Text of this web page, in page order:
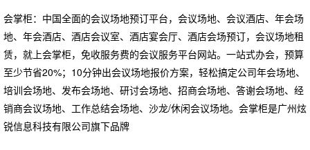
会掌柜：中国全面的会议场地预订平台，会议场地、会议酒店、年会场
地、年会酒店、酒店会议室、酒店宴会厅、酒店会场预订，会议场地租
赁，就上会掌柜，免收服务费的会议服务平台网站。一站式办会，预算
至少节省20%；10分钟出会议场地报价方案，轻松搞定公司年会场地、
培训会场地、发布会场地、研讨会场地、招商会场地、答谢会场地、经
销商会议场地、工作总结会场地、沙龙/休闲会议场地。会掌柜是广州炫
锐信息科技有限公司旗下品牌